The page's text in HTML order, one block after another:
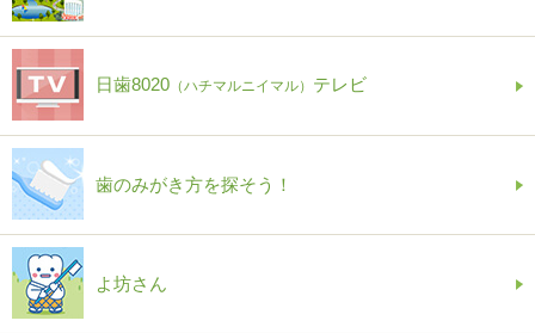
日歯8020 （ハチマルニイマル） テレビ
歯のみがき方を探そう！
よ坊さん